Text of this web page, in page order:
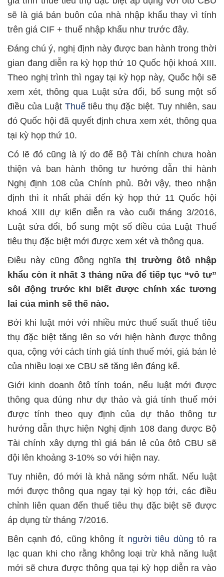
sẽ là giá bán buôn của nhà nhập khẩu thay vì tính
trên giá CIF + thuế nhập khẩu như trước đây.
Đáng chú ý, nghị định này được ban hành trong thời
gian đang diễn ra kỳ họp thứ 10 Quốc hội khoá XIII.
Theo nghị trình thì ngay tại kỳ họp này, Quốc hội sẽ
xem xét, thông qua Luật sửa đổi, bổ sung một số
điều của Luật Thuếtiêu thụ đặc biệt. Tuy nhiên, sau
đó Quốc hội đã quyết định chưa xem xét, thông qua
tại kỳ họp thứ 10.
Có lẽ đó cũng là lý do để Bộ Tài chính chưa hoàn
thiện và ban hành thông tư hướng dẫn thi hành
Nghị định 108 của Chính phủ. Bởi vậy, theo nhận
định thì ít nhất phải đến kỳ họp thứ 11 Quốc hội
khoá XIII dự kiến diễn ra vào cuối tháng 3/2016,
Luật sửa đổi, bổ sung một số điều của Luật Thuế
tiêu thụ đặc biệt mới được xem xét và thông qua.
Điều này cũng đồng nghĩathị trường ôtô nhập
khẩu còn ít nhất 3 tháng nữa để tiếp tục “vô tư”
sôi động trước khi biết được chính xác tương
lai của mình sẽ thế nào.
Bởi khi luật mới với nhiều mức thuế suất thuế tiêu
thụ đặc biệt tăng lên so với hiện hành được thông
qua, cộng với cách tính giá tính thuế mới, giá bán lẻ
của nhiều loại xe CBU sẽ tăng lên đáng kể.
Giới kinh doanh ôtô tính toán, nếu luật mới được
thông qua đúng như dự thảo và giá tính thuế mới
được tính theo quy định của dự thảo thông tư
hướng dẫn thực hiện Nghị định 108 đang được Bộ
Tài chính xây dựng thì giá bán lẻ của ôtô CBU sẽ
đội lên khoảng 3-10% so với hiện nay.
Tuy nhiên, đó mới là khả năng sớm nhất. Nếu luật
mới được thông qua ngay tại kỳ họp tới, các điều
chỉnh liên quan đến thuế tiêu thụ đặc biệt sẽ được
áp dụng từ tháng 7/2016.
Bên cạnh đó, cũng không ít người tiêu dùng tỏ ra
lạc quan khi cho rằng không loại trừ khả năng luật
mới sẽ chưa được thông qua tại kỳ họp diễn ra vào